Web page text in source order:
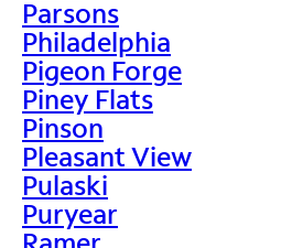
Parsons
Philadelphia
Pigeon Forge
Piney Flats
Pinson
Pleasant View
Pulaski
Puryear